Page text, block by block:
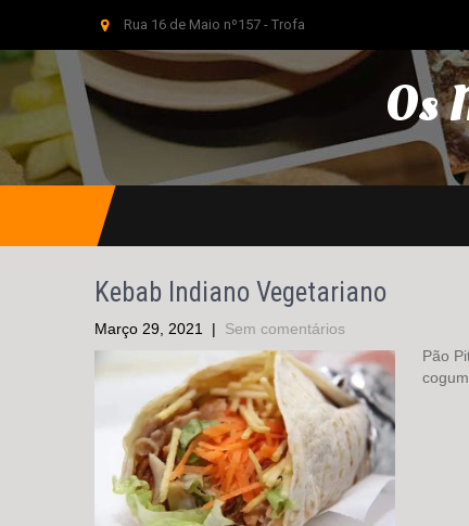
Rua 16 de Maio nº157 - Trofa
Os
Kebab Indiano Vegetariano
Março 29, 2021 | Sem comentários
Pão